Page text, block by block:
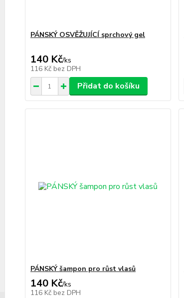
PÁNSKÝ OSVĚŽUJÍCÍ sprchový gel
140 Kč/ks
116 Kč bez DPH
Přidat do košíku
PÁNSKÝ šampon pro růst vlasů
140 Kč/ks
116 Kč bez DPH